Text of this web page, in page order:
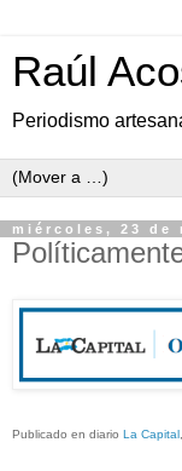
Raúl
Periodismo
miércoles, 23 de
Publicado en diario La Capital